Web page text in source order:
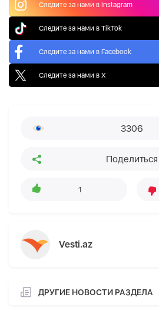
Следите за нами в Instagram
Следите за нами в TikTok
Следите за нами в Facebook
Следите за нами в X
3306
Поделиться
1
Vesti.az
ДРУГИЕ НОВОСТИ РАЗДЕЛА